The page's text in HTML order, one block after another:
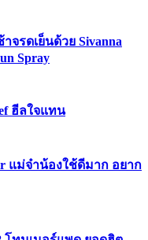
จรดเย็นด้วย Sivanna
Spray
ฮีลใจแทน
แม่จ๋าน้องใช้ดีมาก อยาก